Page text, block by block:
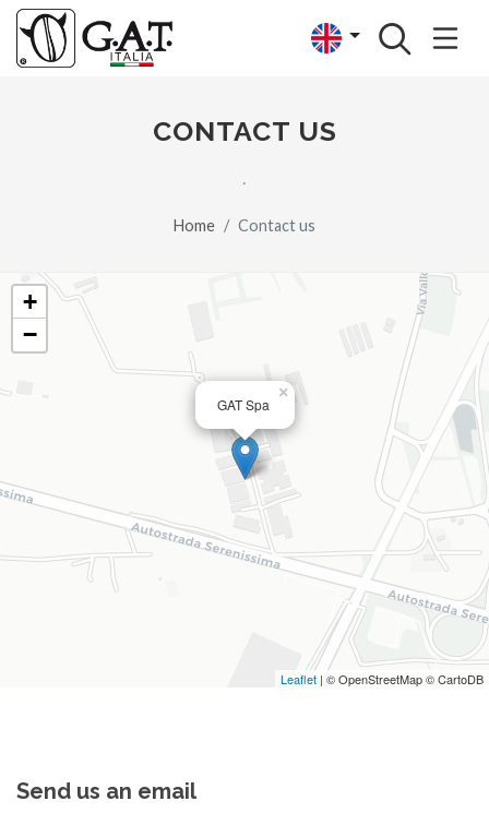
CONTACT US
.
Home Contact us
GAT Spa
×
+
−
Leaflet | © OpenStreetMap © CartoDB
Send us an email